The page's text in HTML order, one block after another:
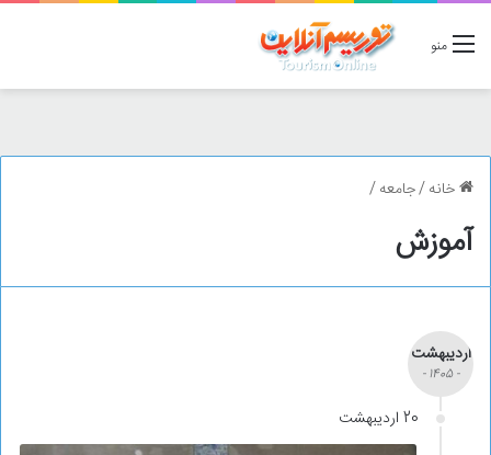
منو
خانه/جامعه/
آموزش
اردیبهشت
- 1405 -
20 اردیبهشت